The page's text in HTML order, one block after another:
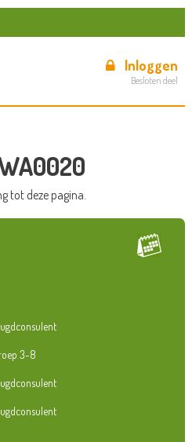
Inloggen
Besloten deel
tot deze pagina.
3-8